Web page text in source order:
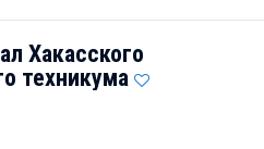
Хакасского
техникума